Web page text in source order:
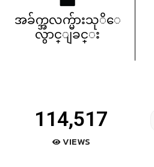
အခ်က္အလက္မ်ားသုိေ
လွာင္ျခင္း
114,517
VIEWS